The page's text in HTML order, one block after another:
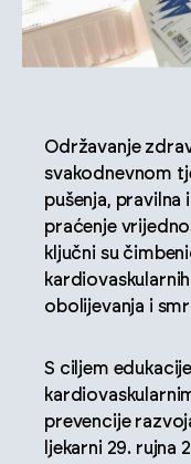
Održavanje
svakodnevnom
pušenja, pravilna
praćenje
ključni su
obolijevanja i
S ciljem
prevencije
ljekarni 29. rujna